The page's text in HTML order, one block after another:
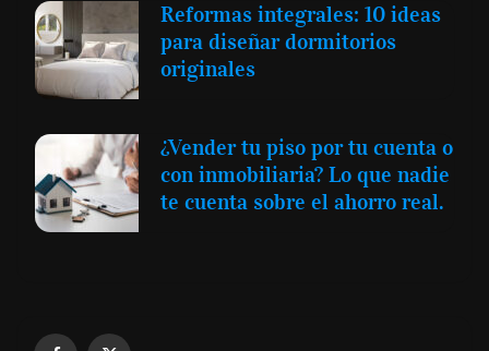
Reformas integrales: 10 ideas
para diseñar dormitorios
originales
¿Vender tu piso por tu cuenta o
con inmobiliaria? Lo que nadie
te cuenta sobre el ahorro real.